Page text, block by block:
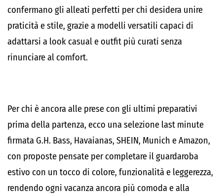
confermano gli alleati perfetti per chi desidera unire
praticità e stile, grazie a modelli versatili capaci di
adattarsi a look casual e outfit più curati senza
rinunciare al comfort.
Per chi è ancora alle prese con gli ultimi preparativi
prima della partenza, ecco una selezione last minute
firmata G.H. Bass, Havaianas, SHEIN, Munich e Amazon,
con proposte pensate per completare il guardaroba
estivo con un tocco di colore, funzionalità e leggerezza,
rendendo ogni vacanza ancora più comoda e alla